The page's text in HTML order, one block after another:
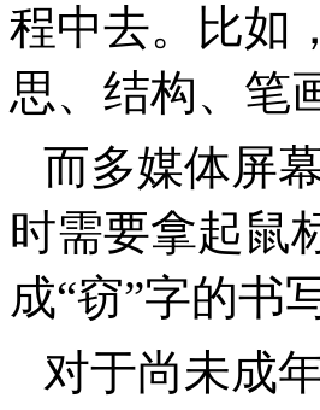
程中去。比如
思、结构、笔
而多媒体屏
时需要拿起鼠
成“窃”字的书
对于尚未成